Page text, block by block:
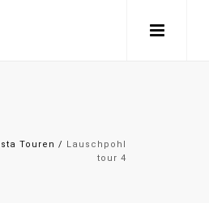
Touren / Lauschpohl
tour 4